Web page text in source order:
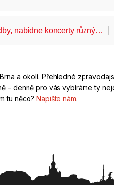
nabídne koncerty různý…
a okolí. Přehledné
– denně pro vás vybíráme ty
tu něco? Napište nám.